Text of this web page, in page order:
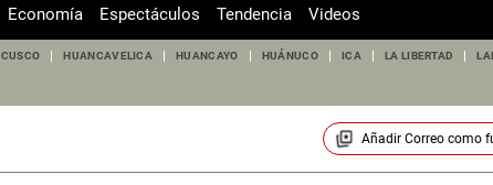
Economía Espectáculos Tendencia Videos
CUSCO HUANCAVELICA HUANCAYO HUÁNUCO ICA LA LIBERTAD
Añadir Correocomo